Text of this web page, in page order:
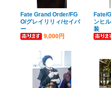
Fate Grand Order/FG
O/グレイリリィ/セイバ
ー
9,000円
Fate/
ンヒ
装